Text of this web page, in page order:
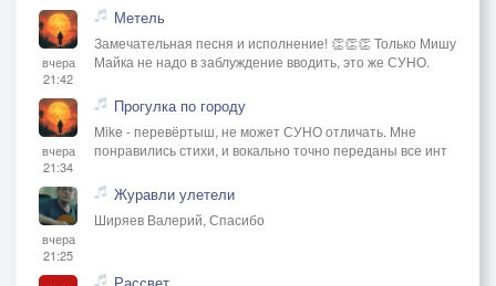
вчера
21:42
Метель
Замечательная песня и исполнение! 👏👏👏 Только Мишу
Майка не надо в заблуждение вводить, это же СУНО.
вчера
21:34
Прогулка по городу
Mike - перевёртыш, не может СУНО отличать. Мне
понравились стихи, и вокально точно переданы все инт
вчера
21:25
Журавли улетели
Ширяев Валерий, Спасибо